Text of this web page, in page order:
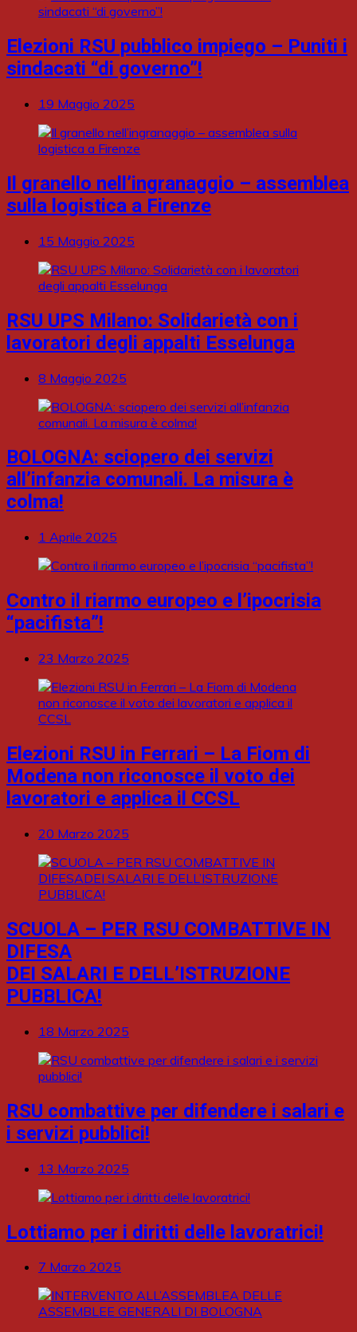
Elezioni RSU pubblico impiego – Puniti i
sindacati “di governo”!
19 Maggio 2025
Il granello nell’ingranaggio – assemblea
sulla logistica a Firenze
15 Maggio 2025
RSU UPS Milano: Solidarietà con i
lavoratori degli appalti Esselunga
8 Maggio 2025
BOLOGNA: sciopero dei servizi
all’infanzia comunali. La misura è
colma!
1 Aprile 2025
Contro il riarmo europeo e l’ipocrisia
“pacifista”!
23 Marzo 2025
Elezioni RSU in Ferrari – La Fiom di
Modena non riconosce il voto dei
lavoratori e applica il CCSL
20 Marzo 2025
SCUOLA – PER RSU COMBATTIVE IN
DIFESA
DEI SALARI E DELL’ISTRUZIONE
PUBBLICA!
18 Marzo 2025
RSU combattive per difendere i salari e
i servizi pubblici!
13 Marzo 2025
Lottiamo per i diritti delle lavoratrici!
7 Marzo 2025